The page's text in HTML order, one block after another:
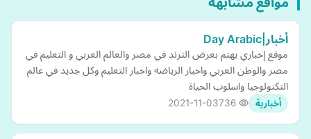
أخبار|Day Arabic
موقع إخباري يهتم بعرض الترند في مصر والعالم العربي و التعليم في
مصر والوطن العربي واخبار الرياضه واخبار التعليم وكل جديد في عالم
التكنولوجيا واسلوب الحياة
أخبارية 2021-11-03